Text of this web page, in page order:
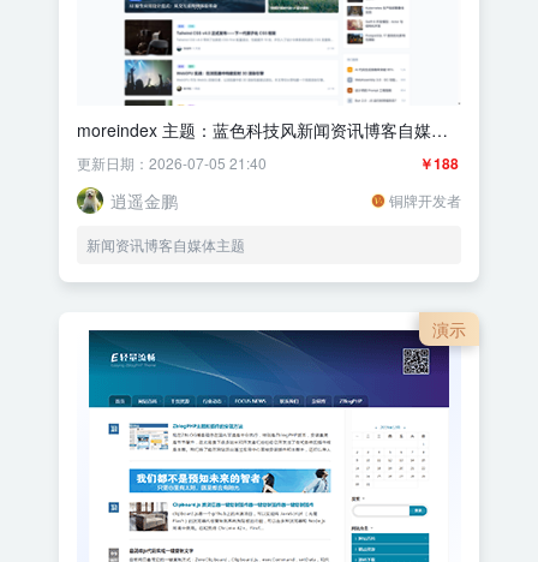
moreindex 主题：蓝色科技风新闻资讯博客自媒体
主题
￥188
更新日期：2026-07-05 21:40
逍遥金鹏 铜牌开发者
新闻资讯博客自媒体主题
演示